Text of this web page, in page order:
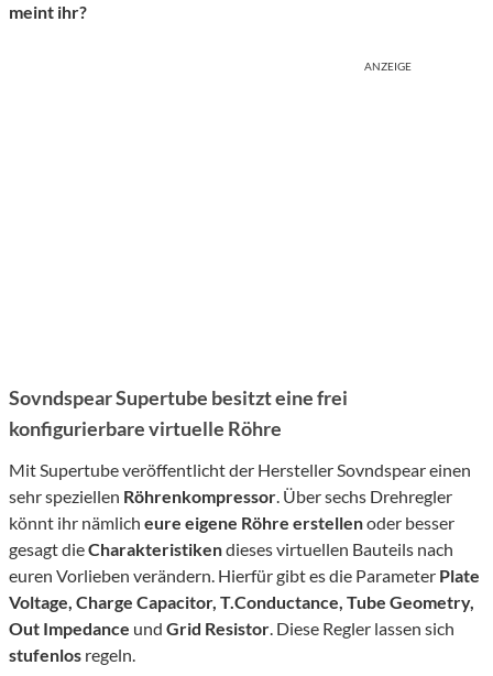
meint ihr?
ANZEIGE
Sovndspear Supertube besitzt eine frei
konfigurierbare virtuelle Röhre
Mit Supertube veröffentlicht der Hersteller Sovndspear einen
sehr speziellen Röhrenkompressor. Über sechs Drehregler
könnt ihr nämlich eure eigene Röhre erstellenoder besser
gesagt dieCharakteristikendieses virtuellen Bauteils nach
euren Vorlieben verändern. Hierfür gibt es die Parameter Plate
Voltage, Charge Capacitor, T.Conductance, Tube Geometry,
Out Impedance und Grid Resistor. Diese Regler lassen sich
stufenlos regeln.